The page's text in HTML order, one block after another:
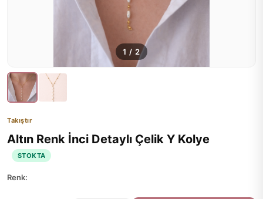
1 / 2
Takıştır
Altın Renk İnci Detaylı Çelik Y Kolye
STOKTA
Renk: